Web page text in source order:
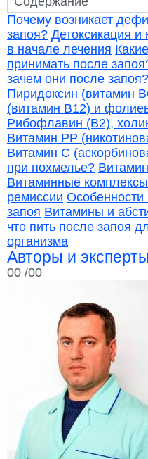
Почему возникает
запоя? Детоксикация
в начале лечения
принимать после
зачем они после запоя?
Пиридоксин (витамин
(витамин B12) и
Рибофлавин (B2),
Витамин PP
Витамин C
при похмелье?
Витаминные
ремиссии
запоя Витамины и
что пить после запоя
организма
Авторы и
00 /00